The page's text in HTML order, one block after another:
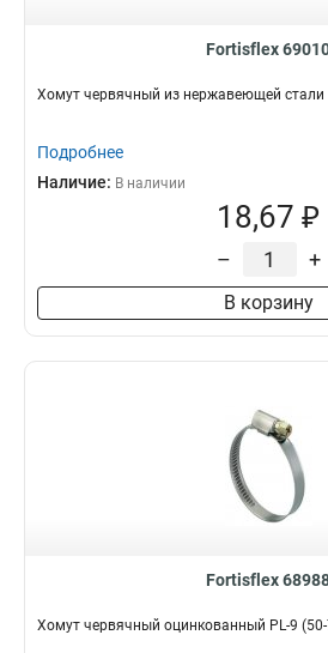
Fortisflex
Хомут червячный из нержавеющей стали
Подробнее
Наличие: В наличии
18,67 ₽
– +
В корзину
Fortisflex
Хомут червячный оцинкованный PL-9 (50-